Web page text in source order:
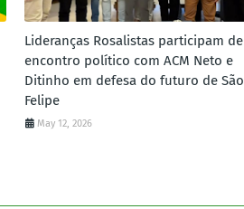
Lideranças Rosalistas participam de
encontro político com ACM Neto e
Ditinho em defesa do futuro de São
Felipe
May 12, 2026